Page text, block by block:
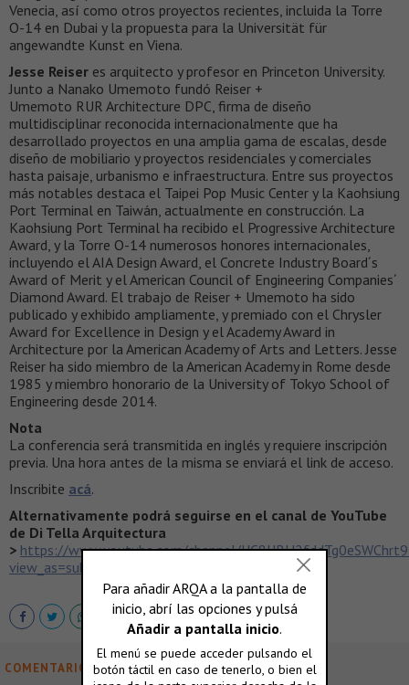
Venecia, así como otros proyectos recientes, incluida la Torre
O-14 en Dubai y la propuesta para la Universität für
angewandte Kunst en Viena.
Jesse Reiser es arquitecto y profesor en Princeton University.
Junto a Nanako Umemoto fundó Reiser +
Umemoto RUR Architecture DPC, firma de diseño
multidisciplinar reconocida internacionalmente que ha
desarrollado proyectos en una amplia gama de escalas, desde
diseño de mobiliario y proyectos residenciales y comerciales
hasta paisaje, urbanismo e infraestructura. Entre sus proyectos
más notables destaca el Taipei Pop Music Center y la Kaohsiung
Port Terminal en Taiwán, actualmente en construcción. La
Kaohsiung Port Terminal ha recibido el Progressive Architecture
Award, y la Torre O-14 numerosos honores internacionales,
incluyendo el AIA Design Award, el Concrete Industry Board´s
Award of Merit y el American Council of Engineering Companies´
Diamond Award. El trabajo de Reiser + Umemoto ha sido
publicado y exhibido ampliamente, y premiado con el Chrysler
Award for Excellence in Design y el Academy Award in
Architecture por la American Academy of Arts and Letters. Jesse
Reiser ha sido miembro de la American Academy in Rome desde
1985 y miembro honorario de la University of Tokyo School of
Engineering desde 2014.
Nota
La conferencia será transmitida en inglés y requiere inscripción
previa. Una hora antes de la misma se enviará el link de acceso.
Inscribite acá.
Alternativamente podrá seguirse en el canal de YouTube
de Di Tella Arquitectura
> https://www.youtube.com/channel/
view_as=subscriber
COMENTARIOS